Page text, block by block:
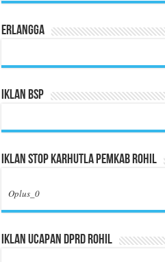
Erlangga
Iklan BSP
Iklan Stop Karhutla Pemkab Rohil
Oplus_0
Iklan Ucapan DPRD Rohil